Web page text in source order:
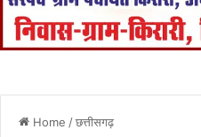
Home /छत्तीसगढ़